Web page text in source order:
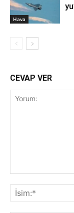
Hava
CEVAP VER